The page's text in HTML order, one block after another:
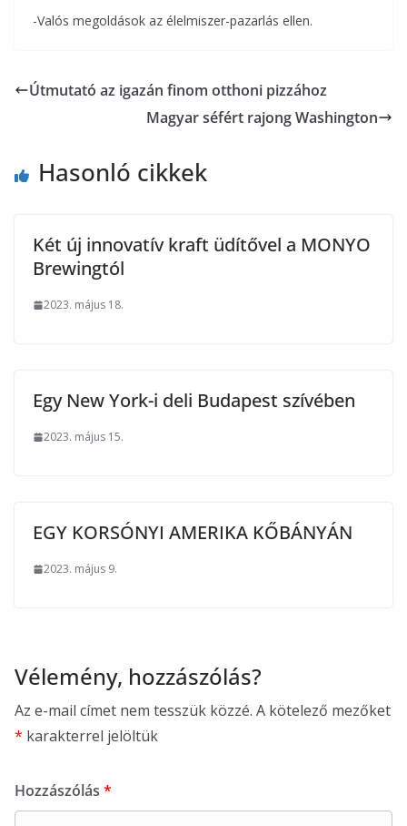
-Valós megoldások az élelmiszer-pazarlás ellen.
Útmutató az igazán finom otthoni pizzához
Magyar séfért rajong Washington
Hasonló cikkek
Két új innovatív kraft üdítővel a MONYO
Brewingtól
2023. május 18.
Egy New York-i deli Budapest szívében
2023. május 15.
EGY KORSÓNYI AMERIKA KŐBÁNYÁN
2023. május 9.
Vélemény, hozzászólás?
Az e-mail címet nem tesszük közzé. A kötelező mezőket
* karakterrel jelöltük
Hozzászólás *